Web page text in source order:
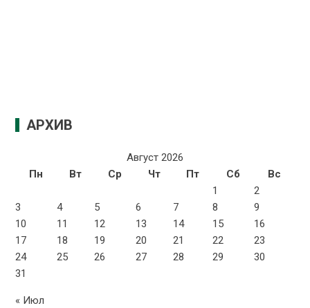
АРХИВ
Август 2026
Пн
Вт Ср Чт Пт Сб
Вс
1
2
3
4 5 6 7 8
9
10
11 12 13 14 15
16
17
18 19 20 21 22
23
24
25 26 27 28 29
30
31
« Июл